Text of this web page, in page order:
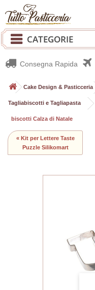
CATEGORIE
Consegna Rapida
> Cake Design & Pasticceria
Tagliabiscotti e Tagliapasta >
biscotti Calza di Natale
« Kit per Lettere Taste
Puzzle Silikomart